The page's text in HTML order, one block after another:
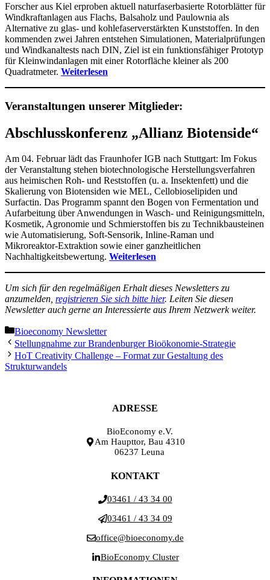
Forscher aus Kiel erproben aktuell naturfaserbasierte Rotorblätter für
Windkraftanlagen aus Flachs, Balsaholz und Paulownia als
Alternative zu glas- und kohlefaserverstärkten Kunststoffen. In den
kommenden zwei Jahren entstehen Simulationen, Materialprüfungen
und Windkanaltests nach DIN, Ziel ist ein funktionsfähiger Prototyp
für Kleinwindanlagen mit einer Rotorfläche kleiner als 200
Quadratmeter. Weiterlesen
Veranstaltungen unserer Mitglieder:
Abschlusskonferenz „Allianz Biotenside“
Am 04. Februar lädt das Fraunhofer IGB nach Stuttgart: Im Fokus
der Veranstaltung stehen biotechnologische Herstellungsverfahren
aus heimischen Roh- und Reststoffen (u. a. Insektenfett) und die
Skalierung von Biotensiden wie MEL, Cellobioselipiden und
Surfactin. Das Programm spannt den Bogen von Fermentation und
Aufarbeitung über Anwendungen in Wasch- und Reinigungsmitteln,
Kosmetik, Agronomie und Schmierstoffen bis zu Technikbausteinen
wie Automatisierung, Soft-Sensorik, Inline-Raman und
Mikroreaktor-Extraktion sowie einer ganzheitlichen
Nachhaltigkeitsbewertung. Weiterlesen
Um sich für den regelmäßigen Erhalt dieses Newsletters zu
anzumelden, registrieren Sie sich bitte hier. Leiten Sie diesen
Newsletter auch gerne an Interessierte aus Ihrem Netzwerk weiter.
Kategorien
Bioeconomy Newsletter
Stellungnahme zur Brandenburger Bioökonomie-Strategie
HoT Creativity Challenge – Format zur Gestaltung des
Strukturwandels
ADRESSE
BioEconomy e.V.
Am Haupttor, Bau 4310
06237 Leuna
KONTAKT
03461 / 43 34 00
03461 / 43 34 09
office@bioeconomy.de
BioEconomy Cluster